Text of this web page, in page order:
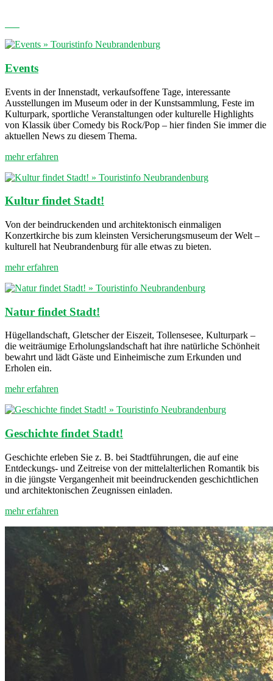
Events
Events in der Innenstadt, verkaufsoffene Tage, interessante
Ausstellungen im Museum oder in der Kunstsammlung, Feste im
Kulturpark, sportliche Veranstaltungen oder kulturelle Highlights
von Klassik über Comedy bis Rock/Pop – hier finden Sie immer die
aktuellen News zu diesem Thema.
mehr erfahren
Kultur findet Stadt!
Von der beindruckenden und architektonisch einmaligen
Konzertkirche bis zum kleinsten Versicherungsmuseum der Welt –
kulturell hat Neubrandenburg für alle etwas zu bieten.
mehr erfahren
Natur findet Stadt!
Hügellandschaft, Gletscher der Eiszeit, Tollensesee, Kulturpark –
die weiträumige Erholungslandschaft hat ihre natürliche Schönheit
bewahrt und lädt Gäste und Einheimische zum Erkunden und
Erholen ein.
mehr erfahren
Geschichte findet Stadt!
Geschichte erleben Sie z. B. bei Stadtführungen, die auf eine
Entdeckungs- und Zeitreise von der mittelalterlichen Romantik bis
in die jüngste Vergangenheit mit beeindruckenden geschichtlichen
und architektonischen Zeugnissen einladen.
mehr erfahren